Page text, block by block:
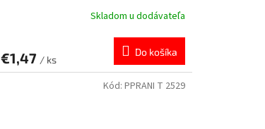
Skladom u dodávateľa
€1,47 / ks
Do košíka
Kód: PPRANI T 2529